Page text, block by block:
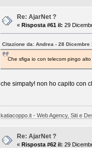
Re: AjarNet ?
« Risposta #61 il: 29
Citazione da: Andrea - 28 Dicembre
Che sfiga io con telecom pingo alto
che simpaty! non ho capito con
katiacoppo.it - Web Agency, Siti e
Re: AjarNet ?
« Risposta #62 il: 29